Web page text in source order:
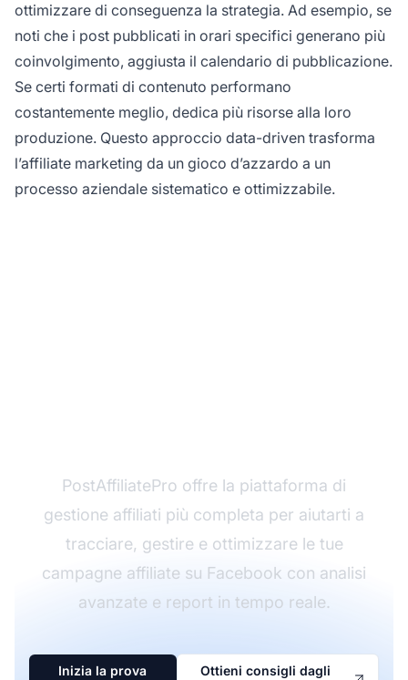
ottimizzare di conseguenza la strategia. Ad esempio, se
noti che i post pubblicati in orari specifici generano più
coinvolgimento, aggiusta il calendario di pubblicazione.
Se certi formati di contenuto performano
costantemente meglio, dedica più risorse alla loro
produzione. Questo approccio data-driven trasforma
l’affiliate marketing da un gioco d’azzardo a un
processo aziendale sistematico e ottimizzabile.
PostAffiliatePro offre la piattaforma di
gestione affiliati più completa per aiutarti a
tracciare, gestire e ottimizzare le tue
campagne affiliate su Facebook con analisi
avanzate e report in tempo reale.
Inizia la prova
Ottieni consigli dagli